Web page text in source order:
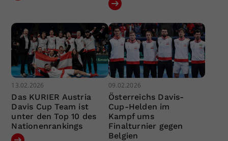
13.02.2026
Das KURIER Austria
Davis Cup Team ist
unter den Top 10 des
Nationenrankings
09.02.2026
Österreichs Davis-
Cup-Helden im
Kampf ums
Finalturnier gegen
Belgien